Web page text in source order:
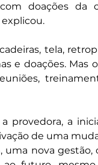
doações da
explicou.
tela,
e doações. Mas
provedora, a
de uma
nova gestão,